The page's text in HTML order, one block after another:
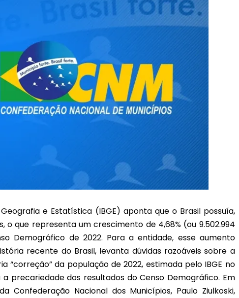
e Estatística (IBGE) aponta que o Brasil possuía,
o que representa um crescimento de 4,68% (ou 9.502.994
Demográfico de 2022. Para a entidade, esse aumento
recente do Brasil, levanta dúvidas razoáveis sobre a
da população de 2022, estimada pelo IBGE no
precariedade dos resultados do Censo Demográfico. Em
Nacional dos Municípios, Paulo Ziulkoski,